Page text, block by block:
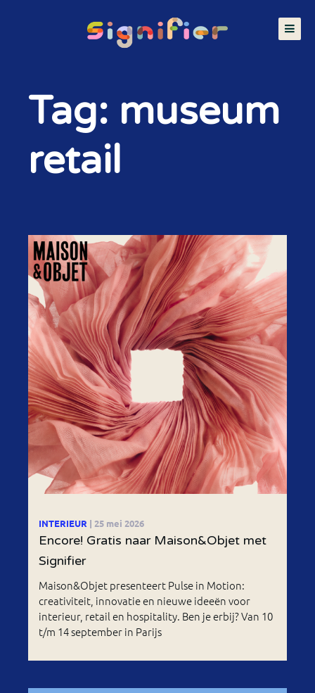
Tag: museum
retail
INTERIEUR | 25 mei 2026
Encore! Gratis naar Maison&Objet met
Signifier
Maison&Objet presenteert Pulse in Motion:
creativiteit, innovatie en nieuwe ideeën voor
interieur, retail en hospitality. Ben je erbij? Van 10
t/m 14 september in Parijs